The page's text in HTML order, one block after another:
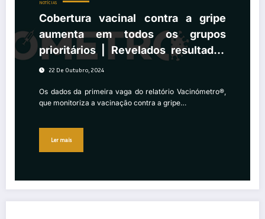
NOTÍCIAS
Cobertura vacinal contra a gripe
aumenta em todos os grupos
prioritários | Revelados resultados
da 1.ª vaga do Vacinómetro® época
22 De Outubro, 2024
Os dados da primeira vaga do relatório Vacinómetro®,
que monitoriza a vacinação contra a gripe…
Ler mais